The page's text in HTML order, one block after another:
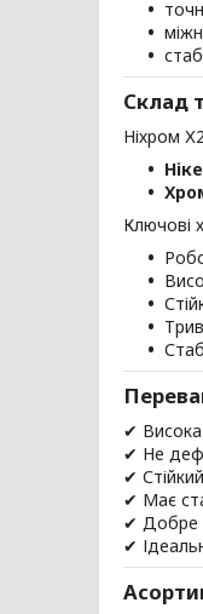
Склад
Ніхром
Ключові
✔ Висока
✔ Не
✔
✔ Має
✔ Добре
✔